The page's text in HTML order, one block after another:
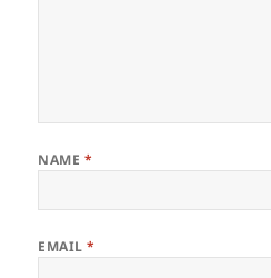
NAME *
EMAIL*